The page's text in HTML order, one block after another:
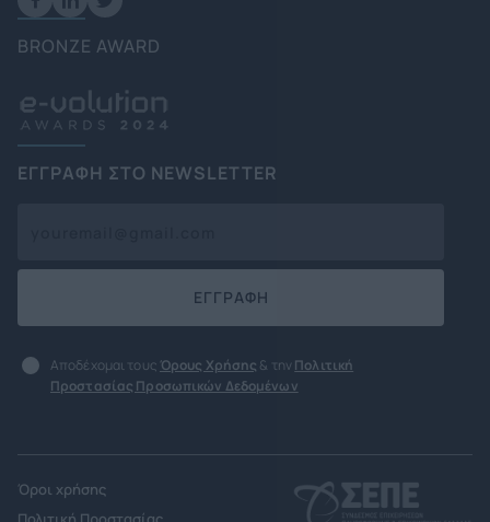
BRONZE AWARD
ΕΓΓΡΑΦΗ ΣΤΟ NEWSLETTER
ΕΓΓΡΑΦΗ
Αποδέχομαι τους Όρους Χρήσης & την Πολιτική
Προστασίας Προσωπικών Δεδομένων
Όροι χρήσης